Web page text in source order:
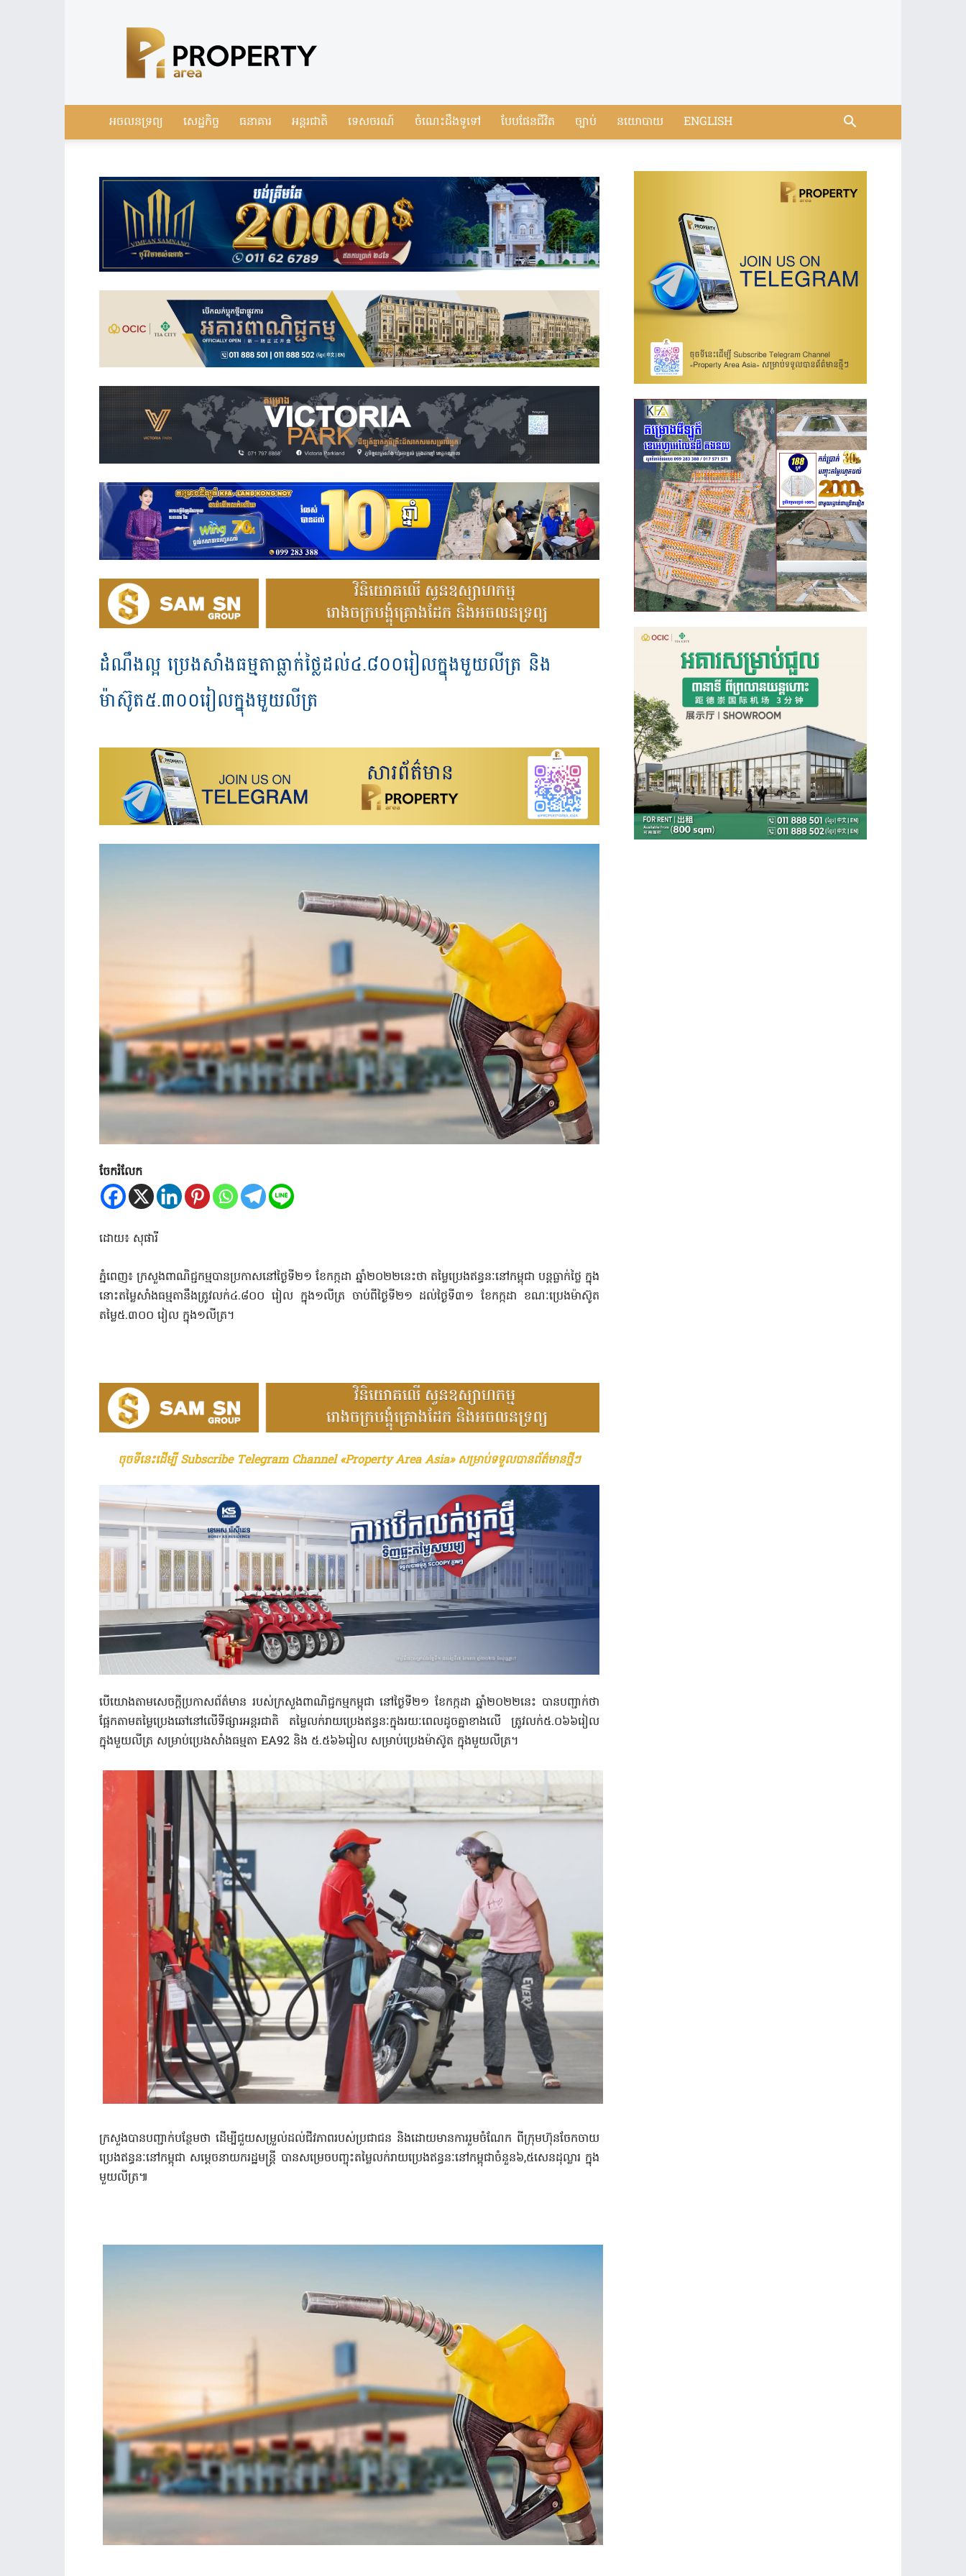
Real
Estate
Cambodia
អចលនទ្រព្យ សេដ្ឋកិច្ច ធនាគារ អន្តរជាតិ ទេសចរណ៍ ចំណេះដឹងទូទៅ បែបផែនជីវិត ច្បាប់ នយោបាយ ENGLISH
ដំណឹងល្អ ប្រេងសាំងធម្មតាធ្លាក់ថ្លៃដល់៤.៨០០រៀលក្នុងមួយលីត្រ និង
ម៉ាស៊ូត៥.៣០០រៀលក្នុងមួយលីត្រ
ចែករំលែក
ដោយ៖ សុផារី
ភ្នំពេញ៖ ក្រសួងពាណិជ្ជកម្មបានប្រកាសនៅថ្ងៃទី២១ ខែកក្កដា ឆ្នាំ២០២២នេះថា តម្លៃប្រេងឥន្ធនៈនៅកម្ពុជា បន្តធ្លាក់ថ្លៃ ក្នុង
នោះតម្លៃសាំងធម្មតានឹងត្រូវលក់៤.៨០០ រៀល ក្នុង១លីត្រ ចាប់ពីថ្ងៃទី២១ ដល់ថ្ងៃទី៣១ ខែកក្កដា ខណៈប្រេងម៉ាស៊ូត
តម្លៃ៥.៣០០ រៀល ក្នុង១លីត្រ។
ចុចទីនេះដើម្បី Subscribe Telegram Channel «Property Area Asia» សម្រាប់ទទួលបានព័ត៌មានថ្មីៗ
បើយោងតាមសេចក្តីប្រកាសព័ត៌មាន របស់ក្រសួងពាណិជ្ជកម្មកម្ពុជា នៅថ្ងៃទី២១ ខែកក្កដា ឆ្នាំ២០២២នេះ បានបញ្ជាក់ថា
ផ្អែកតាមតម្លៃប្រេងឆៅនៅលើទីផ្សារអន្តរជាតិ តម្លៃលក់រាយប្រេងឥន្ធនៈក្នុងរយៈពេលដូចគ្នាខាងលើ ត្រូវលក់៥.០៦៦រៀល
ក្នុងមួយលីត្រ សម្រាប់ប្រេងសាំងធម្មតា EA92 និង ៥.៥៦៦រៀល សម្រាប់ប្រេងម៉ាស៊ូត ក្នុងមួយលីត្រ។
ក្រសួងបានបញ្ជាក់បន្ថែមថា ដើម្បីជួយសម្រួល់ដល់ជីវភាពរបស់ប្រជាជន និងដោយមានការរួមចំណែក ពីក្រុមហ៊ុនចែកចាយ
ប្រេងឥន្ធនៈនៅកម្ពុជា សម្តេចនាយករដ្ឋមន្រ្តី បានសម្រេចបញ្ចុះតម្លៃលក់រាយប្រេងឥន្ធនៈនៅកម្ពុជាចំនួន៦,៥សេនដុល្លារ ក្នុង
មួយលីត្រ៕